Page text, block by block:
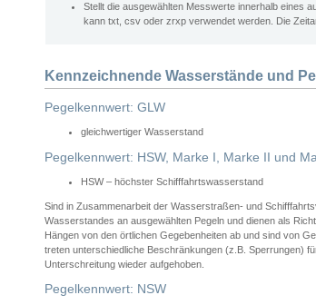
Stellt die ausgewählten Messwerte innerhalb eines
kann txt, csv oder zrxp verwendet werden. Die
Kennzeichnende Wasserstände und
Pegelkennwert: GLW
gleichwertiger Wasserstand
Pegelkennwert: HSW, Marke I, Marke II und
HSW – höchster Schifffahrtswasserstand
Sind in Zusammenarbeit der Wasserstraßen- und
Wasserstandes an ausgewählten Pegeln und dienen als
Hängen von den örtlichen Gegebenheiten ab und sind von
treten unterschiedliche Beschränkungen (z.B. Sperrungen)
Unterschreitung wieder aufgehoben.
Pegelkennwert: NSW